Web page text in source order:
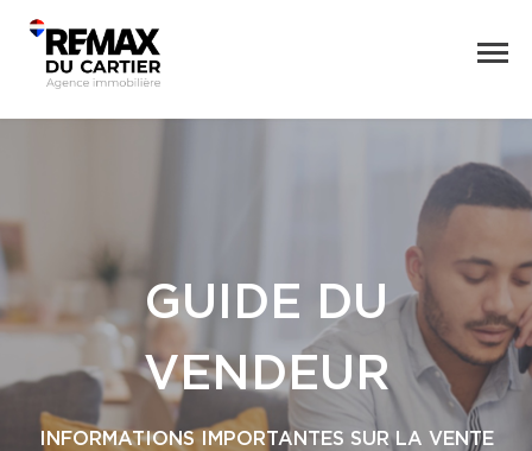
GUIDE DU
VENDEUR
INFORMATIONS IMPORTANTES SUR LA VENTE